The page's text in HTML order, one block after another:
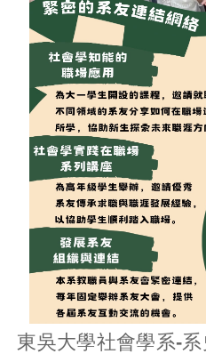
東吳大學社會學系-